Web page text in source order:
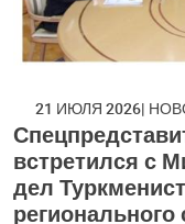
21 ИЮЛЯ 2026
встретился с
дел